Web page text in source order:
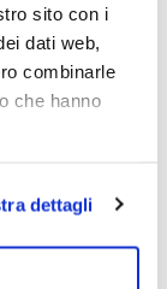
sito con i
dati web,
combinarle
che hanno
dettagli
in
o
della
nei tempi